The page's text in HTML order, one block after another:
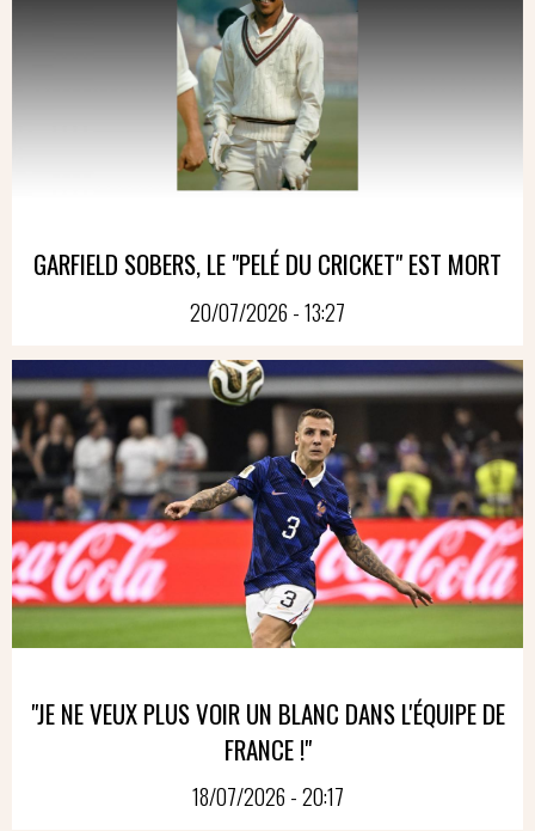
GARFIELD SOBERS, LE "PELÉ DU CRICKET" EST MORT
20/07/2026 - 13:27
"JE NE VEUX PLUS VOIR UN BLANC DANS L'ÉQUIPE DE
FRANCE !"
18/07/2026 - 20:17